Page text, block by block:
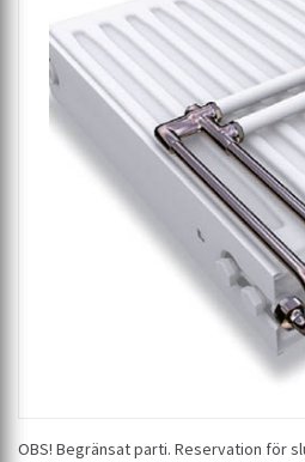
OBS! Begränsat parti. Reservation för